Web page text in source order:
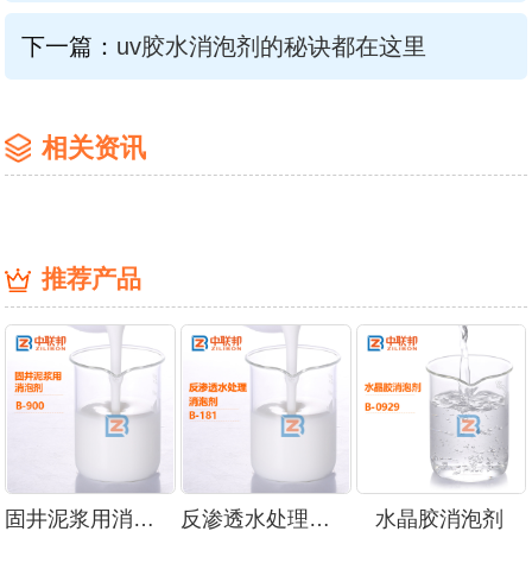
下一篇： uv胶水消泡剂的秘诀都在这里
相关资讯
推荐产品
固井泥浆用消泡剂 反渗透水处理消泡剂 水晶胶消泡剂